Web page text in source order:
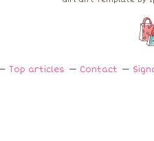
Top articles Contact